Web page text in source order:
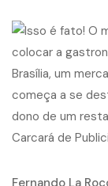
Fernando La